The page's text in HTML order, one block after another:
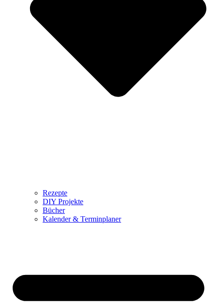
Rezepte
DIY Projekte
Bücher
Kalender & Terminplaner